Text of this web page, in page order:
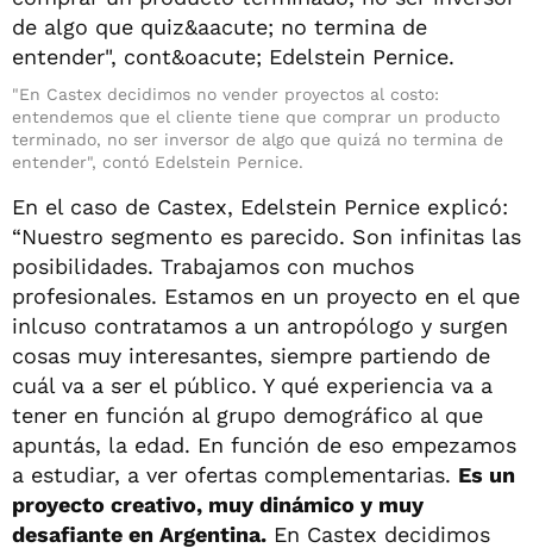
"En Castex decidimos no vender proyectos al costo:
entendemos que el cliente tiene que comprar un producto
terminado, no ser inversor de algo que quizá no termina de
entender", contó Edelstein Pernice.
En el caso de Castex, Edelstein Pernice explicó:
“Nuestro segmento es parecido. Son infinitas las
posibilidades. Trabajamos con muchos
profesionales. Estamos en un proyecto en el que
inlcuso contratamos a un antropólogo y surgen
cosas muy interesantes, siempre partiendo de
cuál va a ser el público. Y qué experiencia va a
tener en función al grupo demográfico al que
apuntás, la edad. En función de eso empezamos
a estudiar, a ver ofertas complementarias. Es un
proyecto creativo, muy dinámico y muy
desafiante en Argentina. En Castex decidimos